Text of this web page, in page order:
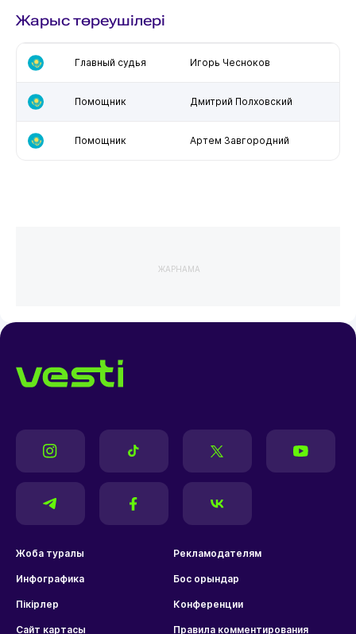
Жарыс төреушілері
Главный судья Игорь Чесноков
Помощник Дмитрий Полховский
Помощник Артем Завгородний
ЖАРНАМА
Жоба туралы Рекламодателям
Инфографика Бос орындар
Пікірлер Конференции
Сайт картасы Правила комментирования